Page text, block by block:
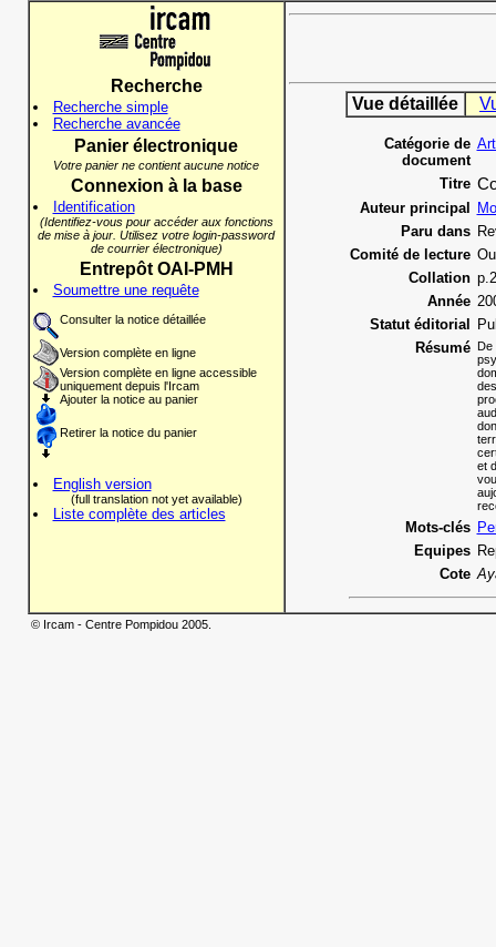
Recherche
Recherche simple
Recherche avancée
Panier électronique
Votre panier ne contient aucune notice
Connexion à la base
Identification
(Identifiez-vous pour accéder aux fonctions
de mise à jour. Utilisez votre login-password
de courrier électronique)
Entrepôt OAI-PMH
Soumettre une requête
Consulter la notice détaillée
Version complète en ligne
Version complète en ligne accessible
uniquement depuis l'Ircam
Ajouter la notice au panier
Retirer la notice du panier
English version
(full translation not yet available)
Liste complète des articles
Vue détaillée
Catégorie de
document
Titre
Auteur principal
Paru dans
Comité de lecture
Collation
Année
Statut éditorial
Résumé
et
Mots-clés
Equipes
Cote
© Ircam - Centre Pompidou 2005.